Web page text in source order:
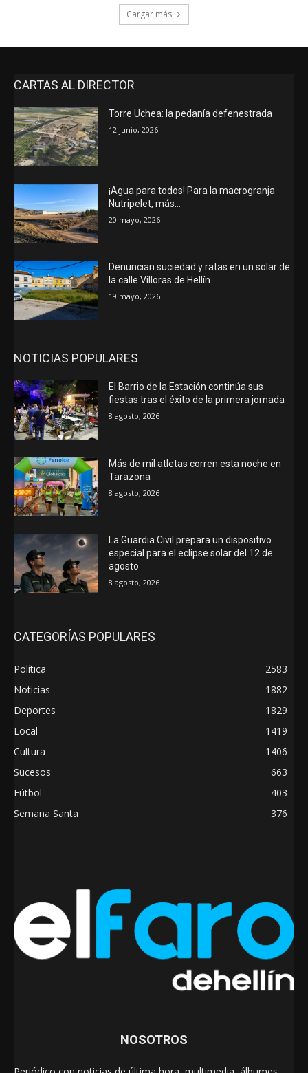
Cargar más
CARTAS AL DIRECTOR
Torre Uchea: la pedanía defenestrada
12 junio, 2026
¡Agua para todos! Para la macrogranja
Nutripelet, más…
20 mayo, 2026
Denuncian suciedad y ratas en un solar de
la calle Villoras de Hellín
19 mayo, 2026
NOTICIAS POPULARES
El Barrio de la Estación continúa sus
fiestas tras el éxito de la primera jornada
8 agosto, 2026
Más de mil atletas corren esta noche en
Tarazona
8 agosto, 2026
La Guardia Civil prepara un dispositivo
especial para el eclipse solar del 12 de
agosto
8 agosto, 2026
CATEGORÍAS POPULARES
Política
2583
Noticias
1882
Deportes
1829
Local
1419
Cultura
1406
Sucesos
663
Fútbol
403
Semana Santa
376
NOSOTROS